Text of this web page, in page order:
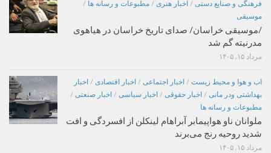
فرهنگی و صنایع دستی / اخبار هنری / مطبوعات و رسانه ها /
موسیقی
/موسیقی خراسان/ صدای تاریخ خراسان در هیاهوی
مدرنیته گم شد
مرداد ۱۵, ۱۴۰۵
اب و هوا و محیط زیست / اخبار اجتماعی / اخبار اقتصادی / اخبار
بهداشتی ودر مانی / اخبار حقوقی / اخبار سیاسی / اخبار صنعتی /
مطبوعات و رسانه ها
ملوانان ناو هواپیمابر آبراهام لینکلن از افسردگی و افت
شدید روحیه رنج می‌برند
مرداد ۱۵, ۱۴۰۵